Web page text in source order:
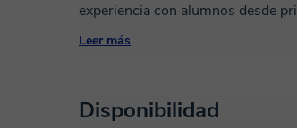
experiencia con alumnos desde
adaptan a las necesidades de
puntual resolvemos directamente
Leer más
Disponibilidad